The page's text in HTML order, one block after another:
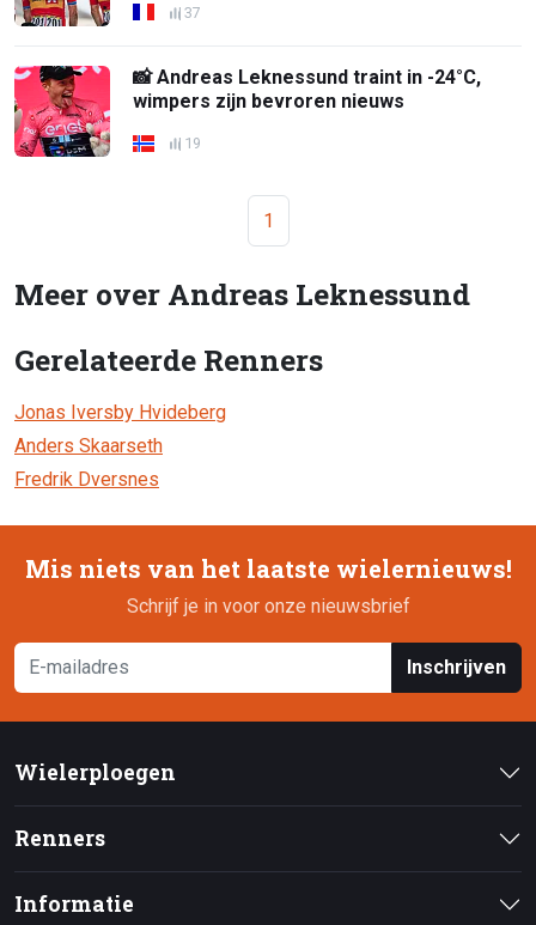
37
📸 Andreas Leknessund traint in -24°C,
wimpers zijn bevroren nieuws
19
1
Meer over Andreas Leknessund
Gerelateerde Renners
Jonas Iversby Hvideberg
Anders Skaarseth
Fredrik Dversnes
Mis niets van het laatste wielernieuws!
Schrijf je in voor onze nieuwsbrief
Inschrijven
Wielerploegen
Renners
Informatie